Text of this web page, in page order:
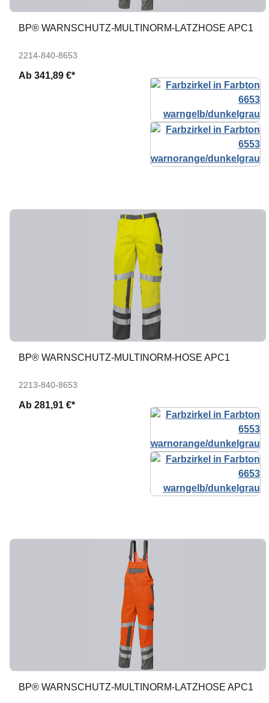
BP® WARNSCHUTZ-MULTINORM-LATZHOSE APC1
2214-840-8653
Ab 341,89 €*
BP® WARNSCHUTZ-MULTINORM-HOSE APC1
2213-840-8653
Ab 281,91 €*
BP® WARNSCHUTZ-MULTINORM-LATZHOSE APC1